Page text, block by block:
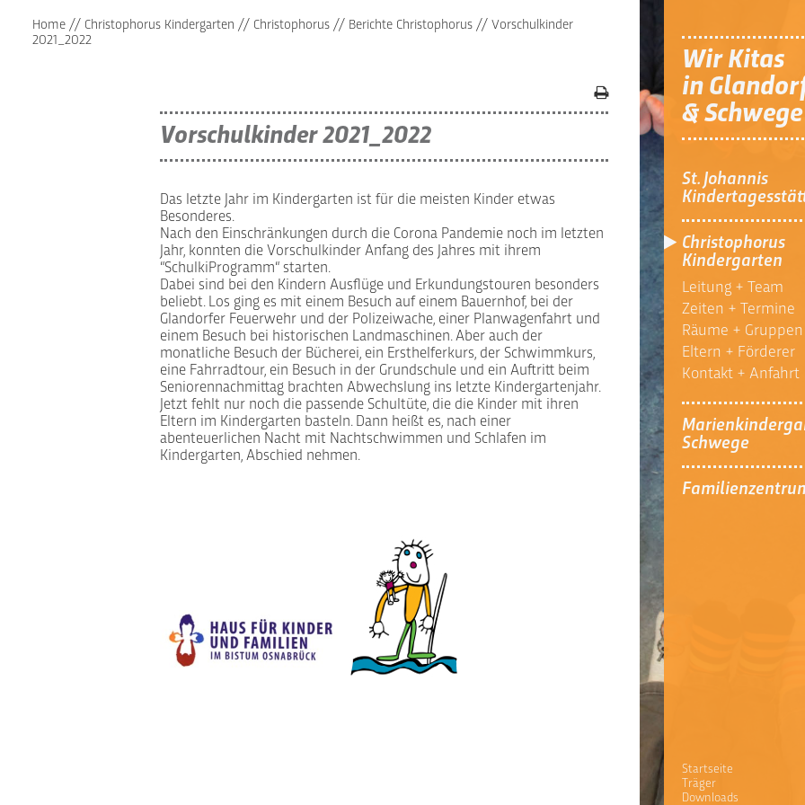
Wir Kitas
in
& Schwege
St. Johannis
Christophorus
Kindergarten
Leitung + Team
Zeiten + Termine
Räume + Gruppen
Eltern + Förderer
Kontakt + Anfahrt
Schwege
Startseite
Träger
Downloads
Home// Christophorus Kindergarten // Christophorus// Berichte Christophorus// Vorschulkinder
2021_2022
Vorschulkinder 2021_2022
Das letzte Jahr im Kindergarten ist für die meisten Kinder etwas
Besonderes.
Nach den Einschränkungen durch die Corona Pandemie noch im letzten
Jahr, konnten die Vorschulkinder Anfang des Jahres mit ihrem
“SchulkiProgramm“ starten.
Dabei sind bei den Kindern Ausflüge und Erkundungstouren besonders
beliebt. Los ging es mit einem Besuch auf einem Bauernhof, bei der
Glandorfer Feuerwehr und der Polizeiwache, einer Planwagenfahrt und
einem Besuch bei historischen Landmaschinen. Aber auch der
monatliche Besuch der Bücherei, ein Ersthelferkurs, der Schwimmkurs,
eine Fahrradtour, ein Besuch in der Grundschule und ein Auftritt beim
Seniorennachmittag brachten Abwechslung ins letzte Kindergartenjahr.
Jetzt fehlt nur noch die passende Schultüte, die die Kinder mit ihren
Eltern im Kindergarten basteln. Dann heißt es, nach einer
abenteuerlichen Nacht mit Nachtschwimmen und Schlafen im
Kindergarten, Abschied nehmen.